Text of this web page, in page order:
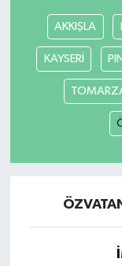
AKKIŞLA
KAYSERİ